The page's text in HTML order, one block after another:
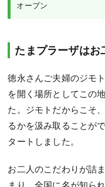
オープン
たまプラーザはお
徳永さんご夫婦のジモ
を開く場所としてこの
た。ジモトだからこそ
るかを汲み取ることが
タートしました。
お二人のこだわりが詰
まり、全国に名が知ら